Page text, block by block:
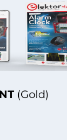
(Gold)